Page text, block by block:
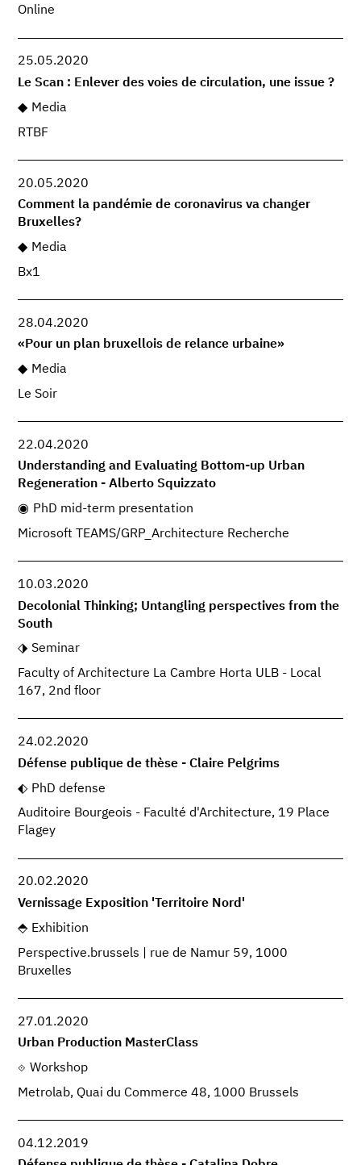
Online
25.05.2020
Le Scan : Enlever des voies de circulation, une issue ?
Media
RTBF
20.05.2020
Comment la pandémie de coronavirus va changer
Bruxelles?
Media
Bx1
28.04.2020
«Pour un plan bruxellois de relance urbaine»
Media
Le Soir
22.04.2020
Understanding and Evaluating Bottom-up Urban
Regeneration - Alberto Squizzato
PhD mid-term presentation
Microsoft TEAMS/GRP_Architecture Recherche
10.03.2020
Decolonial Thinking; Untangling perspectives from the
South
Seminar
Faculty of Architecture La Cambre Horta ULB - Local
167, 2nd floor
24.02.2020
Défense publique de thèse - Claire Pelgrims
PhD defense
Auditoire Bourgeois - Faculté d'Architecture, 19 Place
Flagey
20.02.2020
Vernissage Exposition 'Territoire Nord'
Exhibition
Perspective.brussels | rue de Namur 59, 1000
Bruxelles
27.01.2020
Urban Production MasterClass
Workshop
Metrolab, Quai du Commerce 48, 1000 Brussels
04.12.2019